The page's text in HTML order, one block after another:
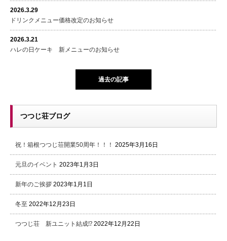
2026.3.29
ドリンクメニュー価格改定のお知らせ
2026.3.21
ハレの日ケーキ 新メニューのお知らせ
過去の記事
つつじ荘ブログ
祝！箱根つつじ荘開業50周年！！！ 2025年3月16日
元旦のイベント 2023年1月3日
新年のご挨拶 2023年1月1日
冬至 2022年12月23日
つつじ荘 新ユニット結成⁉ 2022年12月22日